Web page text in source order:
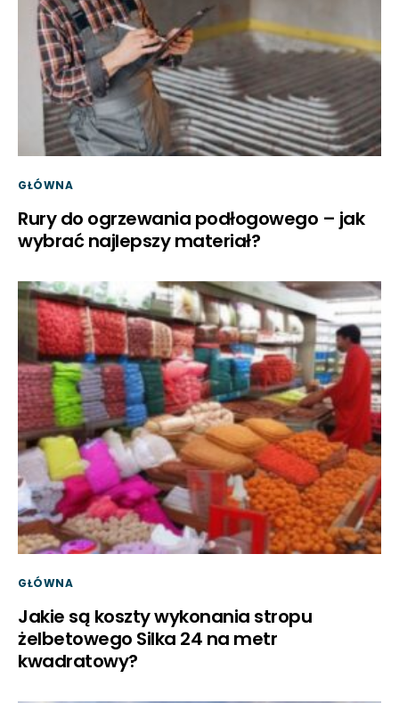
GŁÓWNA
Rury do ogrzewania podłogowego – jak
wybrać najlepszy materiał?
GŁÓWNA
Jakie są koszty wykonania stropu
żelbetowego Silka 24 na metr
kwadratowy?